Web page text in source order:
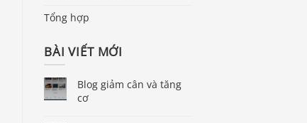
Tổng hợp
BÀI VIẾT MỚI
Blog giảm cân và tăng
cơ